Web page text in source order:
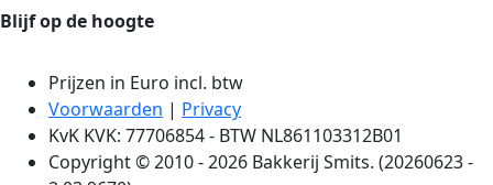
Blijf op de hoogte
Prijzen in Euro incl. btw
Voorwaarden | Privacy
KvK KVK: 77706854 - BTW NL861103312B01
Copyright © 2010 - 2026 Bakkerij Smits. (20260623 -